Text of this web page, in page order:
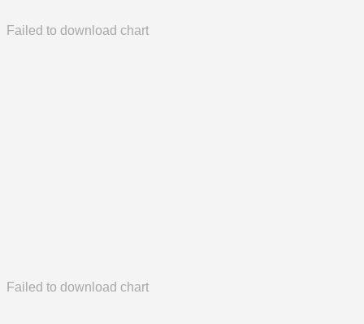
Failed to download chart
Failed to download chart